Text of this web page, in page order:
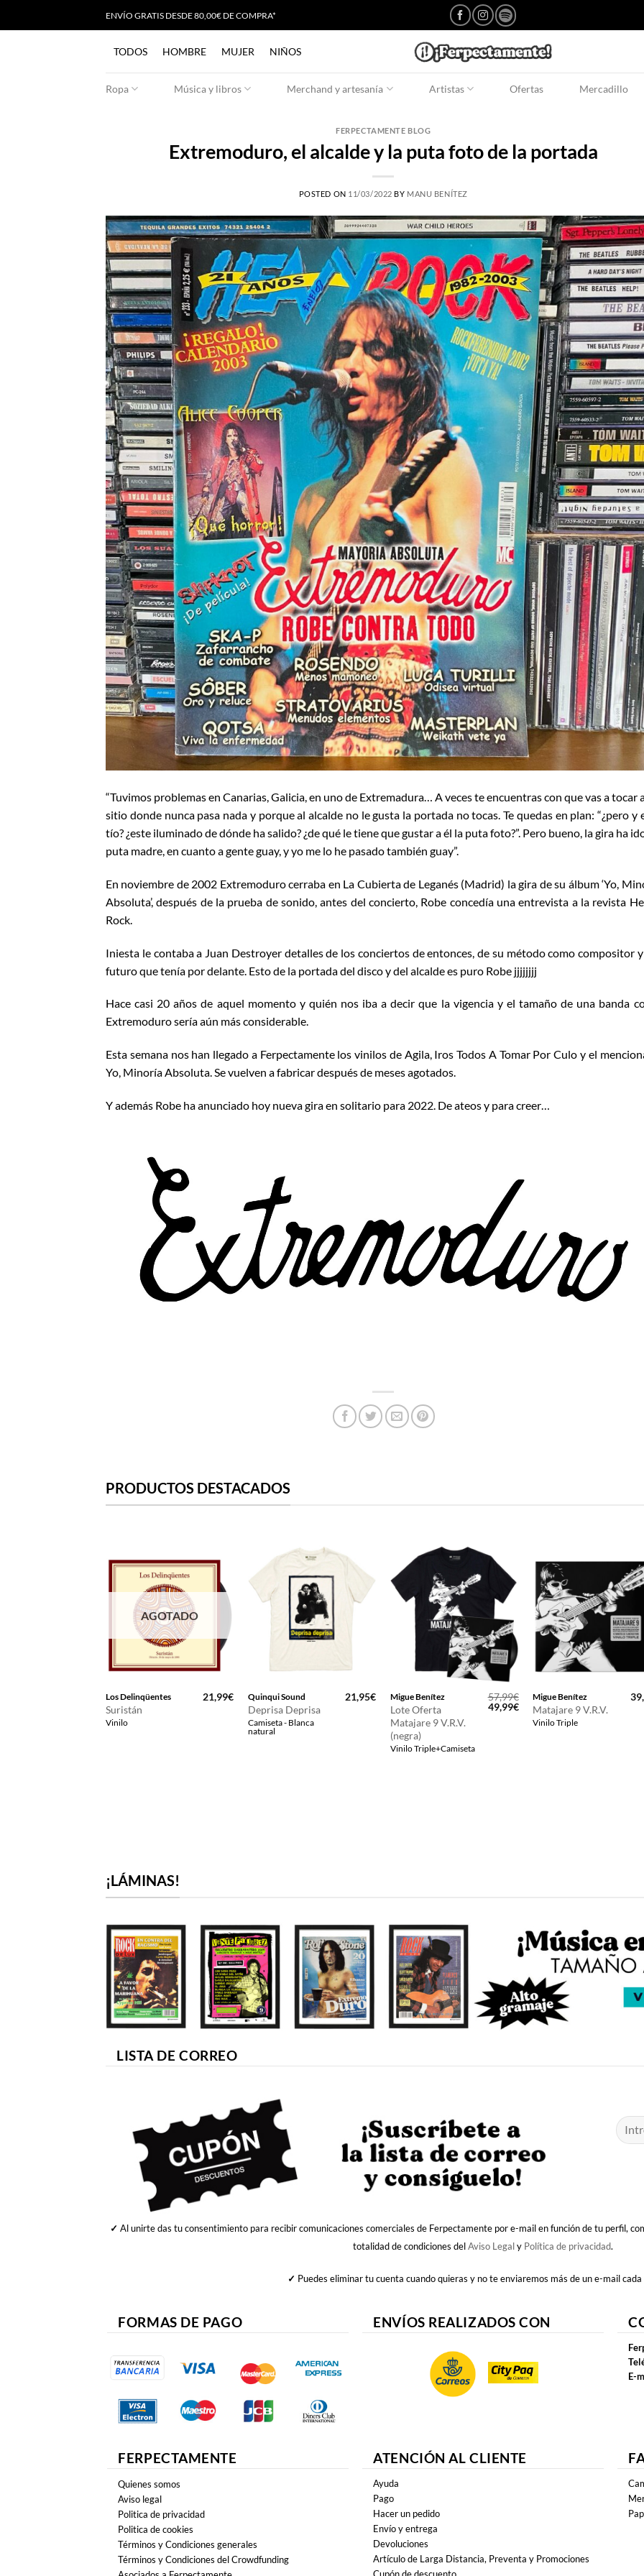
ENVÍO GRATIS DESDE 80,00€ DE COMPRA*
TODOS HOMBRE MUJER NIÑOS
Ropa Música y libros Merchand y artesanía Artistas Ofertas Mercadillo
FERPECTAMENTE BLOG
Extremoduro, el alcalde y la puta foto de la portada
POSTED ON 11/03/2022 BY MANU BENÍTEZ
“Tuvimos problemas en Canarias, Galicia, en uno de Extremadura… A veces te encuentras con que vas a tocar
sitio donde nunca pasa nada y porque al alcalde no le gusta la portada no tocas. Te quedas en plan: “¿pero y
tío? ¿este iluminado de dónde ha salido? ¿de qué le tiene que gustar a él la puta foto?”. Pero bueno, la gira ha
puta madre, en cuanto a gente guay, y yo me lo he pasado también guay”.
En noviembre de 2002 Extremoduro cerraba en La Cubierta de Leganés (Madrid) la gira de su álbum ‘Yo,
Absoluta’, después de la prueba de sonido, antes del concierto, Robe concedía una entrevista a la revista
Rock.
Iniesta le contaba a Juan Destroyer detalles de los conciertos de entonces, de su método como compositor
futuro que tenía por delante. Esto de la portada del disco y del alcalde es puro Robe jjjjjjjj
Hace casi 20 años de aquel momento y quién nos iba a decir que la vigencia y el tamaño de una banda
Extremoduro sería aún más considerable.
Esta semana nos han llegado a Ferpectamente los vinilos de Agila, Iros Todos A Tomar Por Culo y el
Yo, Minoría Absoluta. Se vuelven a fabricar después de meses agotados.
Y además Robe ha anunciado hoy nueva gira en solitario para 2022. De ateos y para creer…
PRODUCTOS DESTACADOS
AGOTADO
Los Delinqüentes
Suristán
Vinilo
21,99€ Quinqui Sound
Deprisa Deprisa
Camiseta - Blanca
natural
21,95€ Migue Benítez
Lote Oferta
Matajare 9 V.R.V.
(negra)
Vinilo Triple+Camiseta
57,99€
El
precio
49,99€El
precio
actual
Migue Benítez
Matajare 9 V.R.V.
Vinilo Triple
¡LÁMINAS!
LISTA DE CORREO
✓ Al unirte das tu consentimiento para recibir comunicaciones comerciales de Ferpectamente por e-mail en función de tu perfil,
totalidad de condiciones delAviso Legaly Política de privacidad.
✓ Puedes eliminar tu cuenta cuando quieras y no te enviaremos más de un e-mail cada
FORMAS DE PAGO ENVÍOS REALIZADOS CON
E-
FERPECTAMENTE
Quienes somos
Aviso legal
Politica de privacidad
Politica de cookies
Términos y Condiciones generales
Términos y Condiciones del Crowdfunding
ATENCIÓN AL CLIENTE
Ayuda
Pago
Hacer un pedido
Envío y entrega
Devoluciones
Artículo de Larga Distancia, Preventa y Promociones
Cupón de descuento